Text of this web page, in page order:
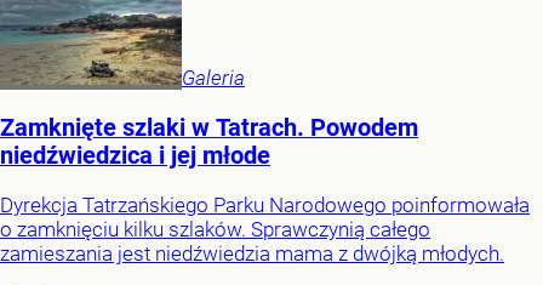
Galeria
Zamknięte szlaki w Tatrach. Powodem
niedźwiedzica i jej młode
Dyrekcja Tatrzańskiego Parku Narodowego poinformowała
o zamknięciu kilku szlaków. Sprawczynią całego
zamieszania jest niedźwiedzia mama z dwójką młodych.